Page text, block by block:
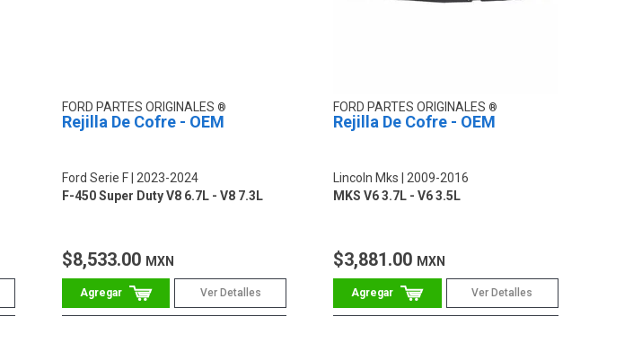
FORD PARTES ORIGINALES
Rejilla De Cofre - OEM
Ford Serie F 2023-2024
F-450 Super Duty V8 6.7L - V8 7.3L
$8,533.00 MXN
Ver Detalles
FORD PARTES ORIGINALES
Rejilla De Cofre - OEM
Lincoln Mks
2009-2016
MKS V6 3.7L - V6 3.5L
$3,881.00 MXN
Ver Detalles